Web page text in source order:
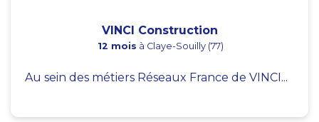
VINCI Construction
12 mois à Claye-Souilly (77)
Au sein des métiers Réseaux France de VINCI...